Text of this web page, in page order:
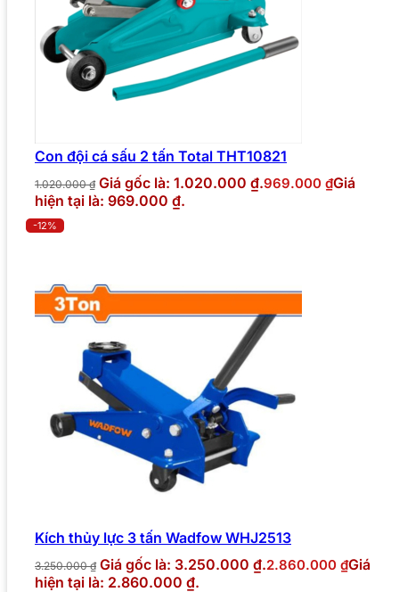
Con đội cá sấu 2 tấn Total THT10821
1.020.000₫ Giá gốc là: 1.020.000 ₫.969.000 ₫Giá
hiện tại là: 969.000 ₫.
-12%
Kích thủy lực 3 tấn Wadfow WHJ2513
3.250.000₫ Giá gốc là: 3.250.000 ₫.2.860.000 ₫Giá
hiện tại là: 2.860.000 ₫.